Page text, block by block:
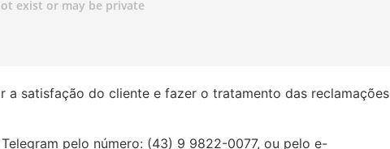
a satisfação do cliente e fazer o tratamento das reclamações
pelo número: (43) 9 9822-0077, ou pelo e-